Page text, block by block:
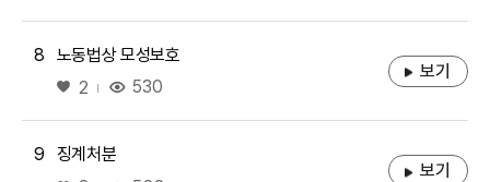
8
노동법상 모성보호
좋아요
2 530
보기
9
징계처분
보기